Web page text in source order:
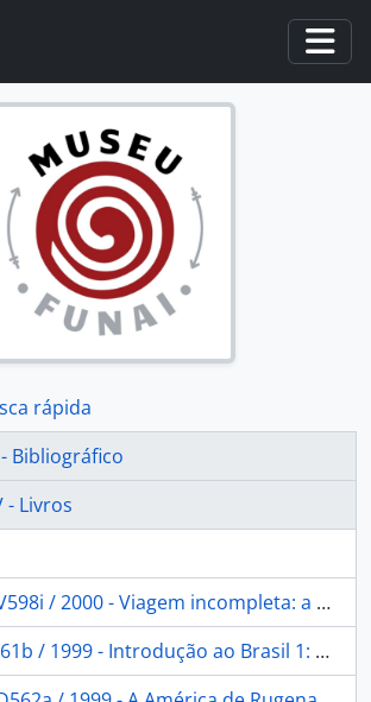
rápida
- Bibliográfico
- Livros
- Viagem incompleta: a experiência brasileira 1500-2000 formação: histórias.
1999 - Introdução ao Brasil 1: um banquete no trópico.